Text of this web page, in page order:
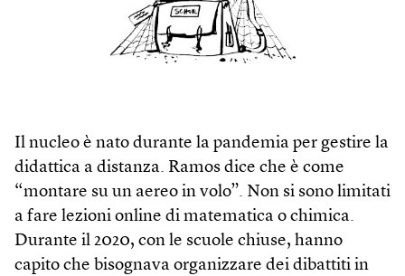
Il nucleo è nato durante la pandemia per gestire la
didattica a distanza. Ramos dice che è come
“montare su un aereo in volo”. Non si sono limitati
a fare lezioni online di matematica o chimica.
Durante il 2020, con le scuole chiuse, hanno
capito che bisognava organizzare dei dibattiti in